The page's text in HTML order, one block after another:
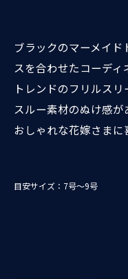
ブラックのマーメイ
スを合わせたコーディ
トレンドのフリルス
スルー素材のぬけ感が
おしゃれな花嫁さまに
目安サイズ：7号～9号